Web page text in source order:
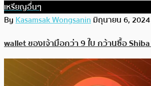
เหรียญอื่นๆ
ByKasamsak Wongsaninมิถุนายน 6, 2024
wallet ของเจ้ามือกว่า 9 ใบ กว้านซื้อ